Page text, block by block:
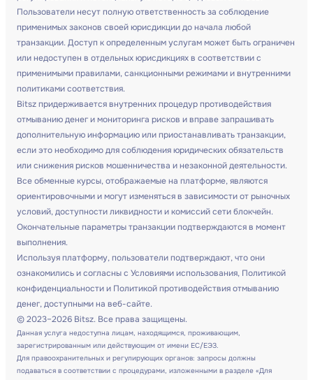
Пользователи несут полную ответственность за соблюдение
применимых законов своей юрисдикции до начала любой
транзакции. Доступ к определенным услугам может быть ограничен
или недоступен в отдельных юрисдикциях в соответствии с
применимыми правилами, санкционными режимами и внутренними
политиками соответствия.
Bitsz придерживается внутренних процедур противодействия
отмыванию денег и мониторинга рисков и вправе запрашивать
дополнительную информацию или приостанавливать транзакции,
если это необходимо для соблюдения юридических обязательств
или снижения рисков мошенничества и незаконной деятельности.
Все обменные курсы, отображаемые на платформе, являются
ориентировочными и могут изменяться в зависимости от рыночных
условий, доступности ликвидности и комиссий сети блокчейн.
Окончательные параметры транзакции подтверждаются в момент
выполнения.
Используя платформу, пользователи подтверждают, что они
ознакомились и согласны с Условиями использования, Политикой
конфиденциальности и Политикой противодействия отмыванию
денег, доступными на веб-сайте.
© 2023–2026 Bitsz. Все права защищены.
Данная услуга недоступна лицам, находящимся, проживающим,
зарегистрированным или действующим от имени ЕС/ЕЭЗ.
Для правоохранительных и регулирующих органов: запросы должны
подаваться в соответствии с процедурами, изложенными в разделе «Для